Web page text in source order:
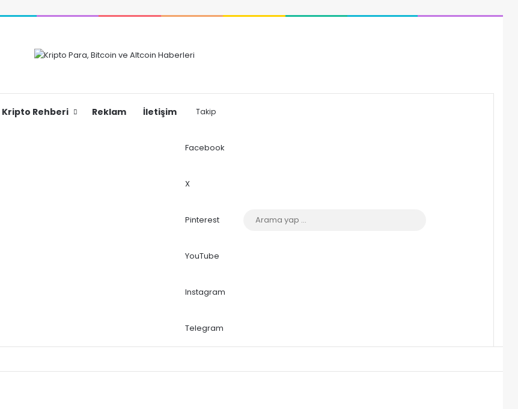
Kripto Rehberi Reklam İletişim Takip
Facebook
X
Pinterest
YouTube
Instagram
Telegram
Dış görünümü değiştir